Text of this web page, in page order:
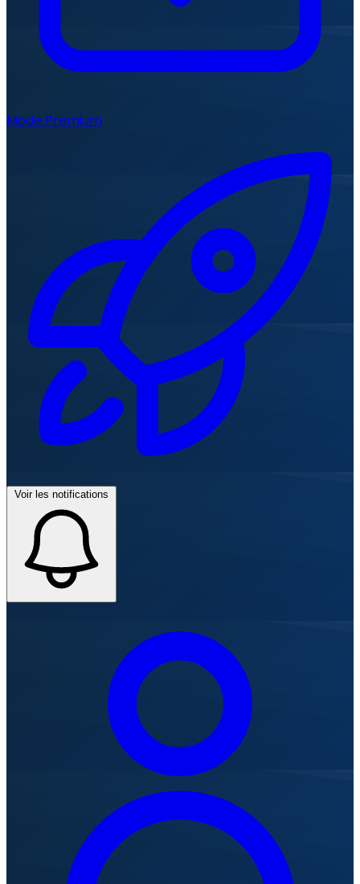
Mode Premium
Voir les notifications